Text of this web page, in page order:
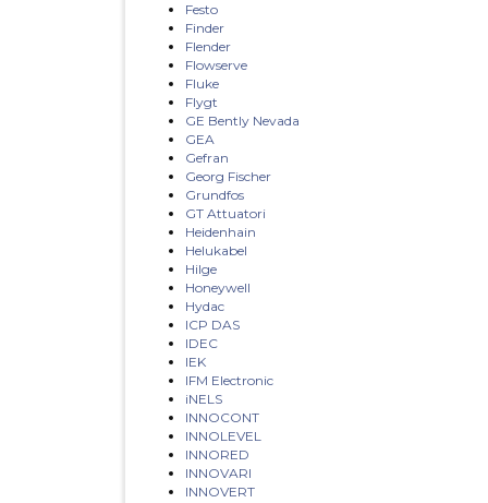
Festo
Finder
Flender
Flowserve
Fluke
Flygt
GE Bently Nevada
GEA
Gefran
Georg Fischer
Grundfos
GT Attuatori
Heidenhain
Helukabel
Hilge
Honeywell
Hydac
ICP DAS
IDEC
IEK
IFM Electronic
iNELS
INNOCONT
INNOLEVEL
INNORED
INNOVARI
INNOVERT